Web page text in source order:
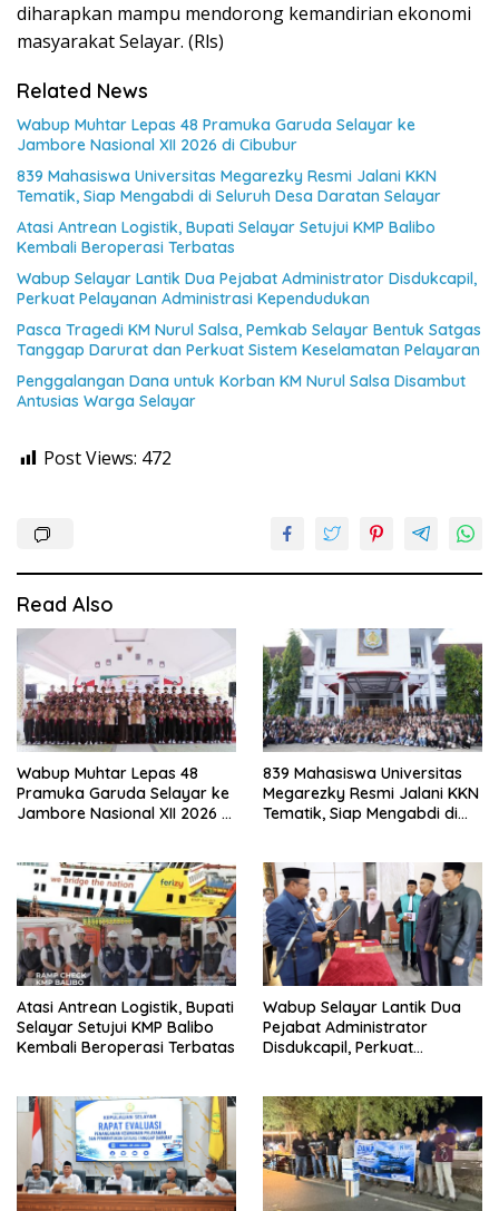
diharapkan mampu mendorong kemandirian ekonomi
masyarakat Selayar. (Rls)
Related News
Wabup Muhtar Lepas 48 Pramuka Garuda Selayar ke
Jambore Nasional XII 2026 di Cibubur
839 Mahasiswa Universitas Megarezky Resmi Jalani KKN
Tematik, Siap Mengabdi di Seluruh Desa Daratan Selayar
Atasi Antrean Logistik, Bupati Selayar Setujui KMP Balibo
Kembali Beroperasi Terbatas
Wabup Selayar Lantik Dua Pejabat Administrator Disdukcapil,
Perkuat Pelayanan Administrasi Kependudukan
Pasca Tragedi KM Nurul Salsa, Pemkab Selayar Bentuk Satgas
Tanggap Darurat dan Perkuat Sistem Keselamatan Pelayaran
Penggalangan Dana untuk Korban KM Nurul Salsa Disambut
Antusias Warga Selayar
Post Views: 472
Read Also
Wabup Muhtar Lepas 48
Pramuka Garuda Selayar ke
Jambore Nasional XII 2026 di
839 Mahasiswa Universitas
Megarezky Resmi Jalani KKN
Tematik, Siap Mengabdi di
Atasi Antrean Logistik, Bupati
Selayar Setujui KMP Balibo
Kembali Beroperasi Terbatas
Wabup Selayar Lantik Dua
Pejabat Administrator
Disdukcapil, Perkuat